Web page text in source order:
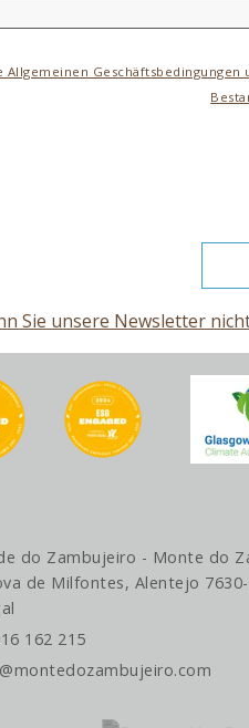
Allgemeinen
Sie unsere Newsletter
do Zambujeiro - Monte do
de Milfontes, Alentejo
162 215